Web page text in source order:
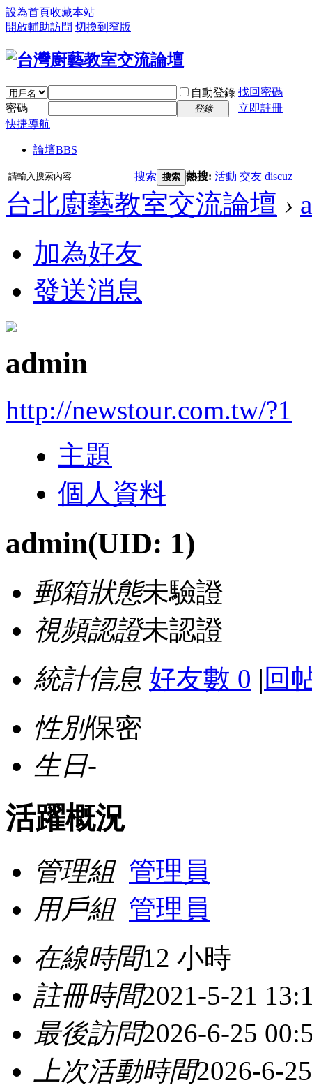
設為首頁收藏本站
開啟輔助訪問 切換到窄版
自動登錄 找回密碼
密碼
登錄
立即註冊
快捷導航
論壇BBS
搜索 搜索 熱搜: 活動 交友 discuz
台北廚藝教室交流論壇 ›
加為好友
發送消息
admin
http://newstour.com.tw/?1
主題
個人資料
admin(UID: 1)
郵箱狀態未驗證
視頻認證未認證
統計信息 好友數 0 | 回
性別保密
生日-
活躍概況
管理組 管理員
用戶組 管理員
在線時間12 小時
註冊時間2021-5-21
最後訪問2026-6-25
上次活動時間2026-6-